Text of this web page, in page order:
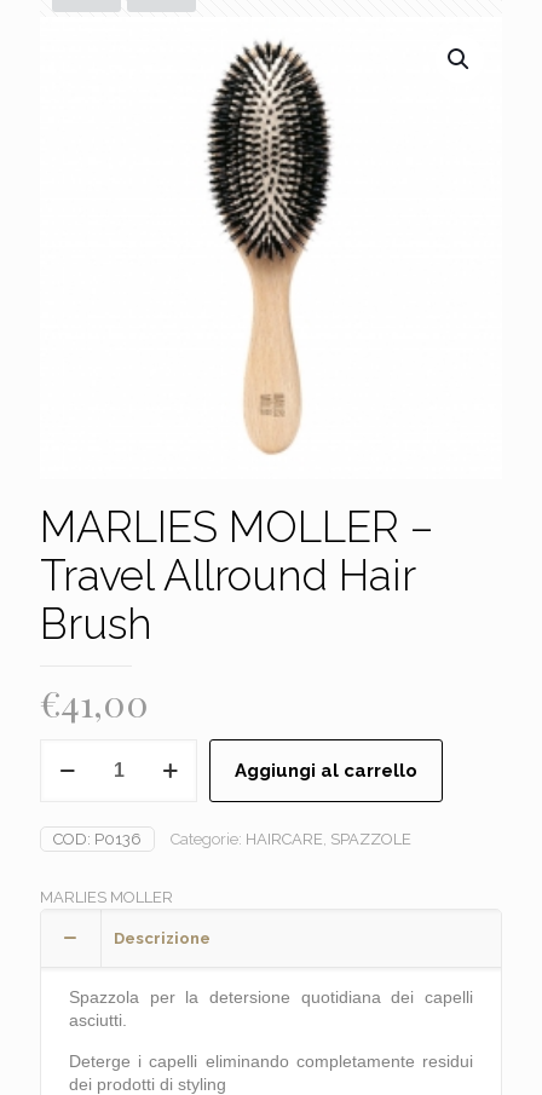
MARLIES MOLLER –
Travel Allround Hair
Brush
€41,00
MOLLER
Allround
Brush
quantità
Aggiungi al carrello
COD: P0136 Categorie: HAIRCARE, SPAZZOLE
MARLIES MOLLER
Descrizione
Spazzola per la detersione quotidiana dei capelli
asciutti.
Deterge i capelli eliminando completamente residui
dei prodotti di styling